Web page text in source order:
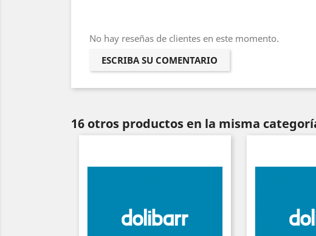
No hay reseñas de clientes en este momento.
ESCRIBA SU COMENTARIO
16 otros productos en la misma